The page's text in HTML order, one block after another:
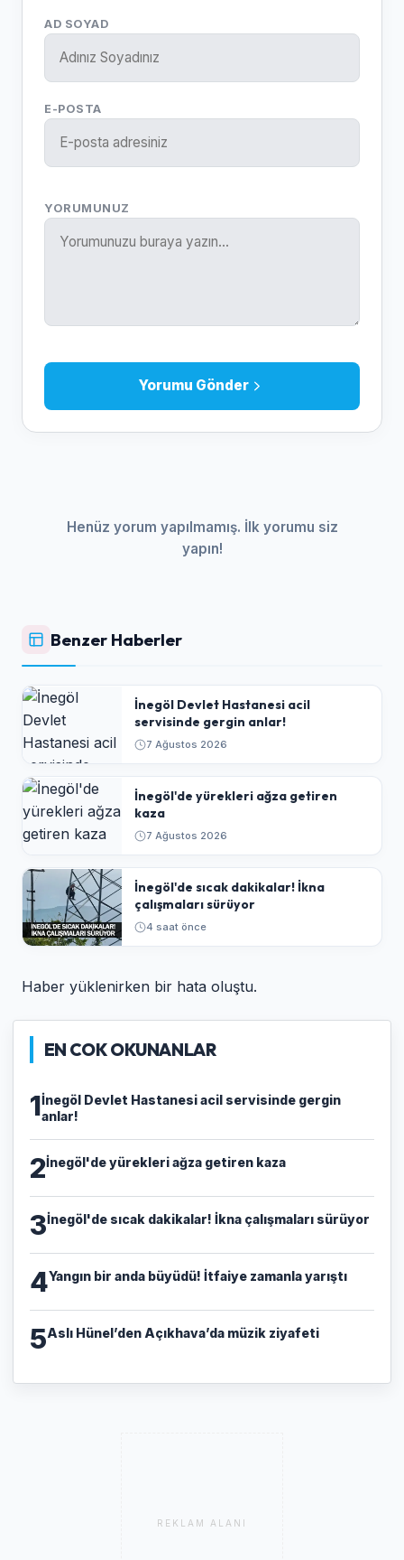
AD SOYAD
E-POSTA
YORUMUNUZ
Yorumu Gönder
Henüz yorum yapılmamış. İlk yorumu siz
yapın!
Benzer Haberler
İnegöl Devlet Hastanesi acil
servisinde gergin anlar!
7 Ağustos 2026
İnegöl'de yürekleri ağza getiren
kaza
7 Ağustos 2026
İnegöl'de sıcak dakikalar! İkna
çalışmaları sürüyor
4 saat önce
Haber yüklenirken bir hata oluştu.
EN COK OKUNANLAR
1İnegöl Devlet Hastanesi acil servisinde gergin
anlar!
2İnegöl'de yürekleri ağza getiren kaza
3İnegöl'de sıcak dakikalar! İkna çalışmaları sürüyor
4Yangın bir anda büyüdü! İtfaiye zamanla yarıştı
5Aslı Hünel’den Açıkhava’da müzik ziyafeti
REKLAM ALANI